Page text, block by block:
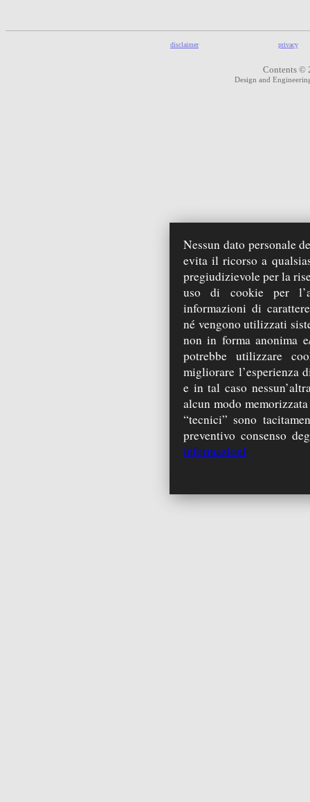
disclaimer privacy
Contents ©
Design and
Nessun dato personale
evita il ricorso a
pregiudizievole per la
uso di cookie per
informazioni di
né vengono utilizzati
non in forma anonima
potrebbe utilizzare
migliorare l’esperienza
e in tal caso
alcun modo
“tecnici” sono
preventivo consenso
informazioni